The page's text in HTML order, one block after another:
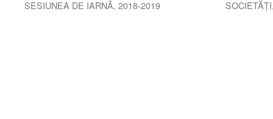
SESIUNEA DE IARNĂ, 2018-2019